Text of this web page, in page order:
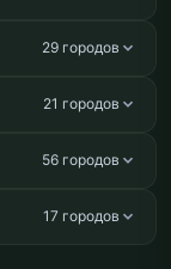
29 городов
21 городов
56 городов
17 городов